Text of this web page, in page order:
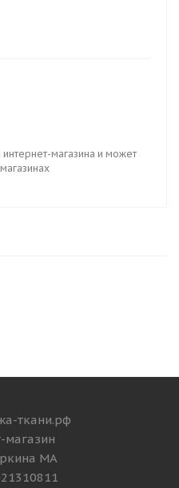
интернет-магазина и может
ткани.рф
магазин
МА